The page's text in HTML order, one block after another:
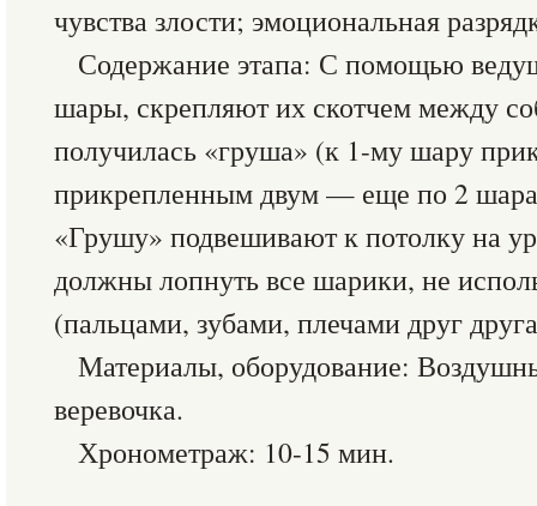
чувства злости; эмоциональная
Содержание этапа: С помощью
шары, скрепляют их скотчем между
получилась «груша» (к 1-му шару
прикрепленным двум — еще по 2
«Грушу» подвешивают к потолку на
должны лопнуть все шарики, не
(пальцами, зубами, плечами друг
Материалы, оборудование:
веревочка.
Хронометраж: 10-15 мин.